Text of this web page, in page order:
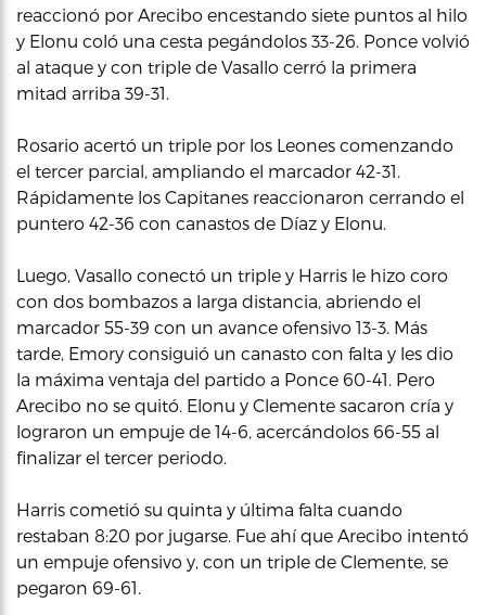
reaccionó por Arecibo encestando siete puntos al hilo
y Elonu coló una cesta pegándolos 33-26. Ponce volvió
al ataque y con triple de Vasallo cerró la primera
mitad arriba 39-31.
Rosario acertó un triple por los Leones comenzando
el tercer parcial, ampliando el marcador 42-31.
Rápidamente los Capitanes reaccionaron cerrando el
puntero 42-36 con canastos de Díaz y Elonu.
Luego, Vasallo conectó un triple y Harris le hizo coro
con dos bombazos a larga distancia, abriendo el
marcador 55-39 con un avance ofensivo 13-3. Más
tarde, Emory consiguió un canasto con falta y les dio
la máxima ventaja del partido a Ponce 60-41. Pero
Arecibo no se quitó. Elonu y Clemente sacaron cría y
lograron un empuje de 14-6, acercándolos 66-55 al
finalizar el tercer periodo.
Harris cometió su quinta y última falta cuando
restaban 8:20 por jugarse. Fue ahí que Arecibo intentó
un empuje ofensivo y, con un triple de Clemente, se
pegaron 69-61.